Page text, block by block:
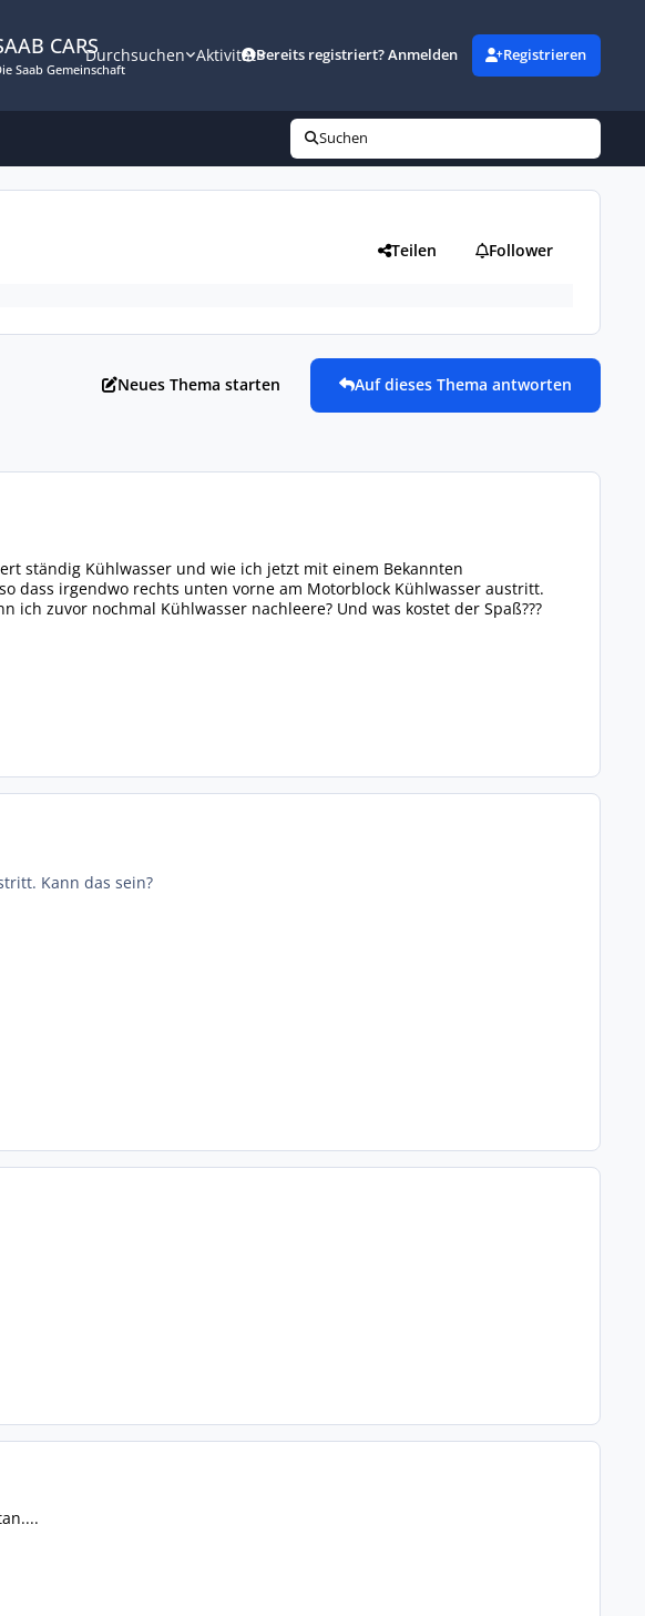
CARS
Saab Gemeinschaft
Durchsuchen AktivitätBereits registriert? Anmelden Registrieren
Suchen
Teilen Follower
Neues Thema starten Auf dieses Thema antworten
ständig Kühlwasser und wie ich jetzt mit einem Bekannten
dass irgendwo rechts unten vorne am Motorblock Kühlwasser austritt.
zuvor nochmal Kühlwasser nachleere? Und was kostet der Spaß???
Kann das sein?